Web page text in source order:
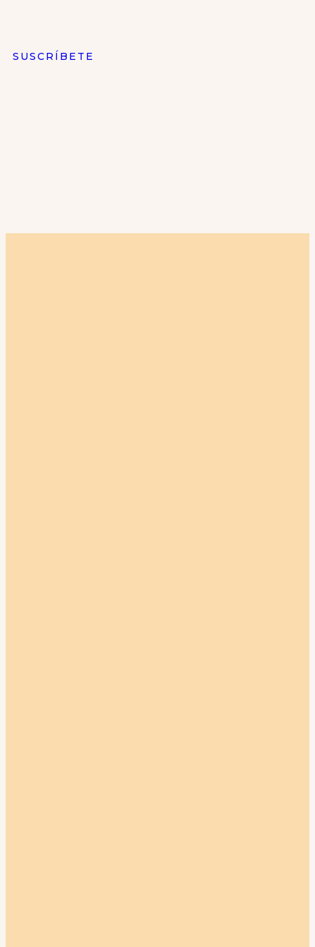
SUSCRÍBETE